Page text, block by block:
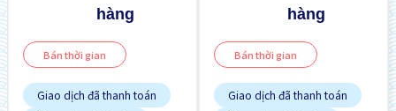
hàng
Bán thời gian
Giao dịch đã thanh toán
hàng
Bán thời gian
Giao dịch đã thanh toán